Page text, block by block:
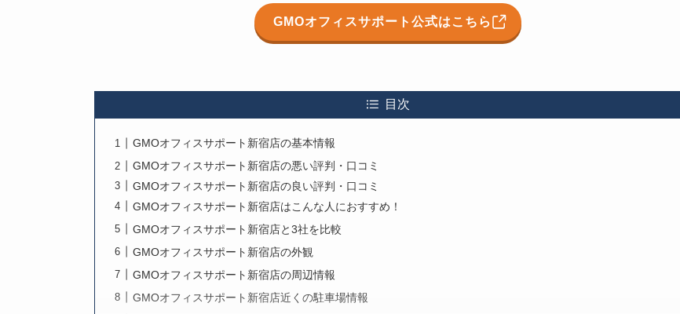
GMOオフィスサポート公式はこちら
目次
GMOオフィスサポート新宿店の基本情報
GMOオフィスサポート新宿店の悪い評判・口コミ
GMOオフィスサポート新宿店の良い評判・口コミ
GMOオフィスサポート新宿店はこんな人におすすめ！
GMOオフィスサポート新宿店と3社を比較
GMOオフィスサポート新宿店の外観
GMOオフィスサポート新宿店の周辺情報
GMOオフィスサポート新宿店近くの駐車場情報